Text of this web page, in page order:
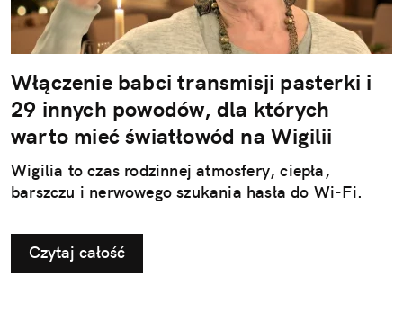
Włączenie babci transmisji pasterki i
29 innych powodów, dla których
warto mieć światłowód na Wigilii
Wigilia to czas rodzinnej atmosfery, ciepła,
barszczu i nerwowego szukania hasła do Wi-Fi.
Czytaj całość